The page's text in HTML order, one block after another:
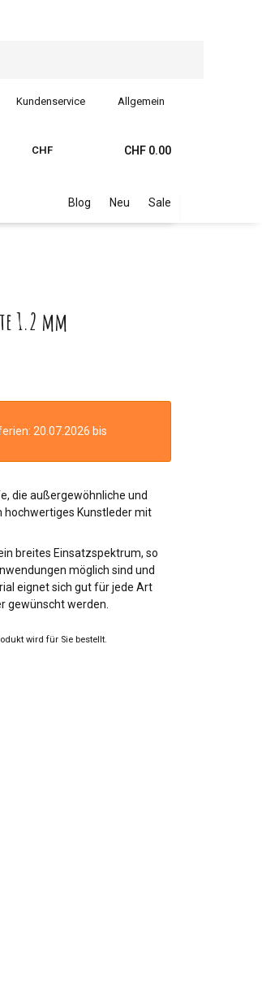
Kundenservice Allgemein
CHF CHF 0.00
Blog Neu Sale
1.2 mm
20.07.2026 bis
die außergewöhnliche und
hochwertiges Kunstleder mit
breites Einsatzspektrum, so
möglich sind und
eignet sich gut für jede Art
gewünscht werden.
wird für Sie bestellt.